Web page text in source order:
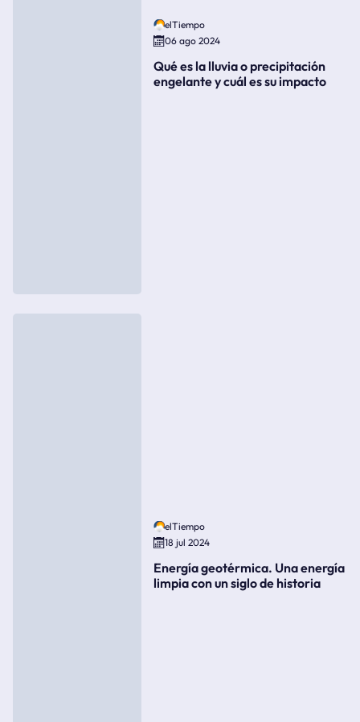
elTiempo
06 ago 2024
Qué es la lluvia o precipitación
engelante y cuál es su impacto
elTiempo
18 jul 2024
Energía geotérmica. Una energía
limpia con un siglo de historia